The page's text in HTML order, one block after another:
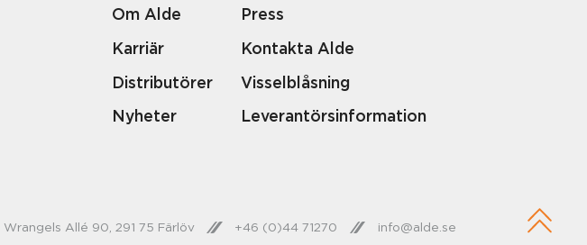
Om Alde
Karriär
Distributörer
Nyheter
Press
Kontakta Alde
Visselblåsning
Leverantörsinformation
Wrangels Allé 90, 291 75 Färlöv +46 (0)44 71270 info@alde.se